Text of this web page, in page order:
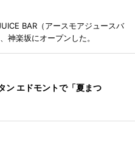
BAR（アースモアジュースバ
神楽坂にオープンした。
ン エドモントで「夏まつ